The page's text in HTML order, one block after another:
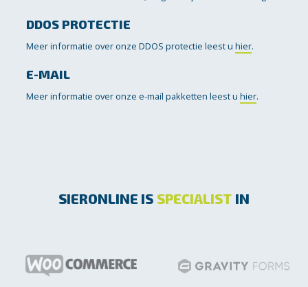
DDOS PROTECTIE
Meer informatie over onze DDOS protectie leest uhier.
E-MAIL
Meer informatie over onze e-mail pakketten leest uhier.
SIERONLINE IS SPECIALIST IN